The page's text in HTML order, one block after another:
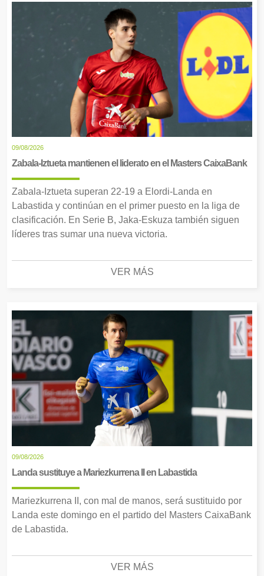
09/08/2026
Zabala-Iztueta mantienen el liderato en el Masters CaixaBank
Zabala-Iztueta superan 22-19 a Elordi-Landa en
Labastida y continúan en el primer puesto en la liga de
clasificación. En Serie B, Jaka-Eskuza también siguen
líderes tras sumar una nueva victoria.
VER MÁS
09/08/2026
Landa sustituye a Mariezkurrena II en Labastida
Mariezkurrena II, con mal de manos, será sustituido por
Landa este domingo en el partido del Masters CaixaBank
de Labastida.
VER MÁS